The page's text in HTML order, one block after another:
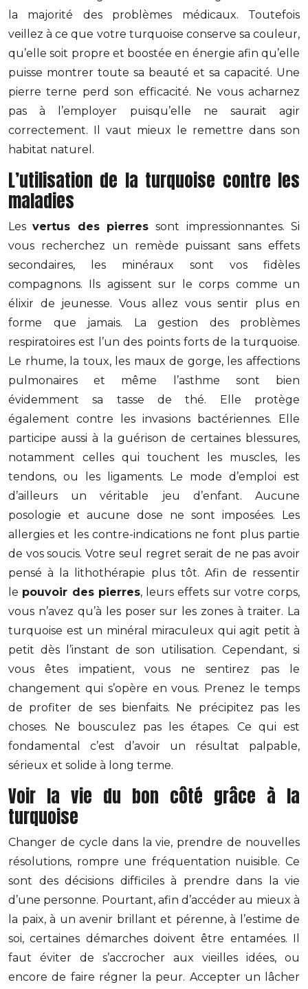
la majorité des problèmes médicaux. Toutefois
veillez à ce que votre turquoise conserve sa couleur,
qu’elle soit propre et boostée en énergie afin qu’elle
puisse montrer toute sa beauté et sa capacité. Une
pierre terne perd son efficacité. Ne vous acharnez
pas à l’employer puisqu’elle ne saurait agir
correctement. Il vaut mieux le remettre dans son
habitat naturel.
L’utilisation de la turquoise contre les
maladies
Lesvertus des pierressont impressionnantes. Si
vous recherchez un remède puissant sans effets
secondaires, les minéraux sont vos fidèles
compagnons. Ils agissent sur le corps comme un
élixir de jeunesse. Vous allez vous sentir plus en
forme que jamais. La gestion des problèmes
respiratoires est l’un des points forts de la turquoise.
Le rhume, la toux, les maux de gorge, les affections
pulmonaires et même l’asthme sont bien
évidemment sa tasse de thé. Elle protège
également contre les invasions bactériennes. Elle
participe aussi à la guérison de certaines blessures,
notamment celles qui touchent les muscles, les
tendons, ou les ligaments. Le mode d’emploi est
d’ailleurs un véritable jeu d’enfant. Aucune
posologie et aucune dose ne sont imposées. Les
allergies et les contre-indications ne font plus partie
de vos soucis. Votre seul regret serait de ne pas avoir
pensé à la lithothérapie plus tôt. Afin de ressentir
le pouvoir des pierres, leurs effets sur votre corps,
vous n’avez qu’à les poser sur les zones à traiter. La
turquoise est un minéral miraculeux qui agit petit à
petit dès l’instant de son utilisation. Cependant, si
vous êtes impatient, vous ne sentirez pas le
changement qui s’opère en vous. Prenez le temps
de profiter de ses bienfaits. Ne précipitez pas les
choses. Ne bousculez pas les étapes. Ce qui est
fondamental c’est d’avoir un résultat palpable,
sérieux et solide à long terme.
Voir la vie du bon côté grâce à la
turquoise
Changer de cycle dans la vie, prendre de nouvelles
résolutions, rompre une fréquentation nuisible. Ce
sont des décisions difficiles à prendre dans la vie
d’une personne. Pourtant, afin d’accéder au mieux à
la paix, à un avenir brillant et pérenne, à l’estime de
soi, certaines démarches doivent être entamées. Il
faut éviter de s’accrocher aux vieilles idées, ou
encore de faire régner la peur. Accepter un lâcher